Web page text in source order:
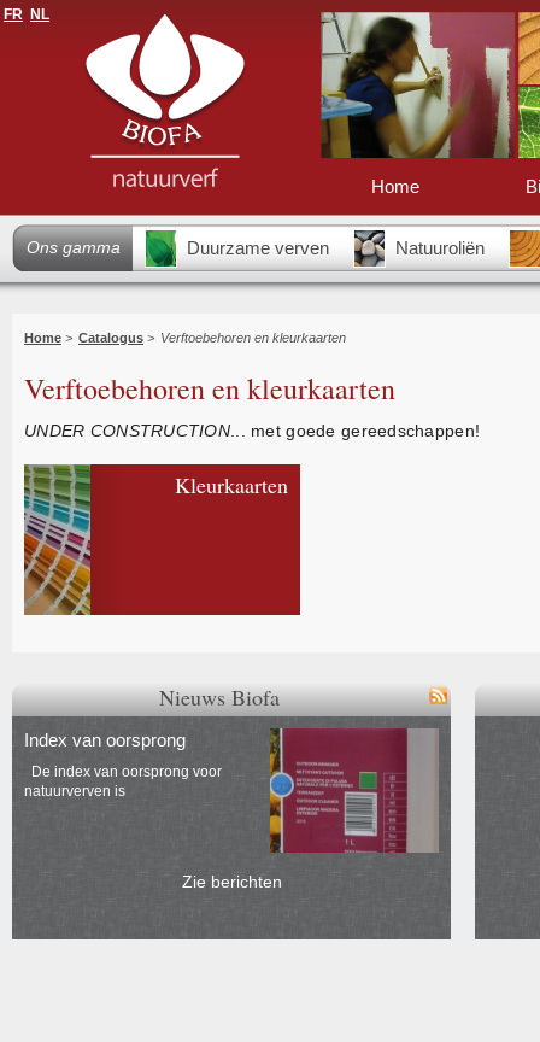
FR NL
Home
Ons gamma Duurzame verven Natuuroliën
Home > Catalogus > Verftoebehoren en kleurkaarten
Verftoebehoren en kleurkaarten
UNDER CONSTRUCTION ... met goede gereedschappen!
Kleurkaarten
Nieuws Biofa
Index van oorsprong
De index van oorsprong voor
natuurverven is
Zie berichten